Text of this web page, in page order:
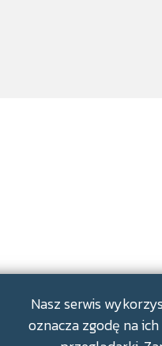
Nasz serwis
oznacza zgodę na